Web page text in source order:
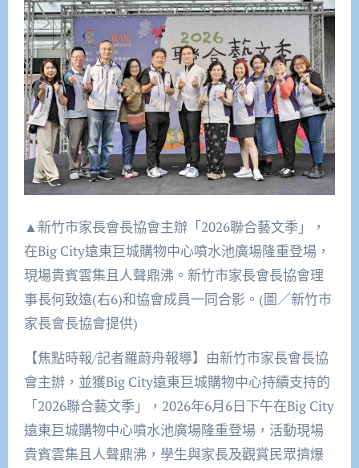
▲新竹市家長會長協會主辦「2026聯合藝文季」，
在Big City遠東巨城購物中心噴水池廣場隆重登場，
現場貴賓雲集且人聲鼎沸。新竹市家長會長協會理
事長何致遠(右6)和協會成員一同合影。(圖／新竹市
家長會長協會提供)
【焦點時報/記者羅蔚舟報導】由新竹市家長會長協
會主辦，並獲Big City遠東巨城購物中心持續支持的
「2026聯合藝文季」，2026年6月6日下午在Big City
遠東巨城購物中心噴水池廣場隆重登場，活動現場
貴賓雲集且人聲鼎沸，學生與家長及觀賞民眾擠爆